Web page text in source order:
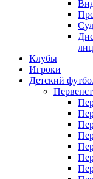
Клубы
Игроки
Детский